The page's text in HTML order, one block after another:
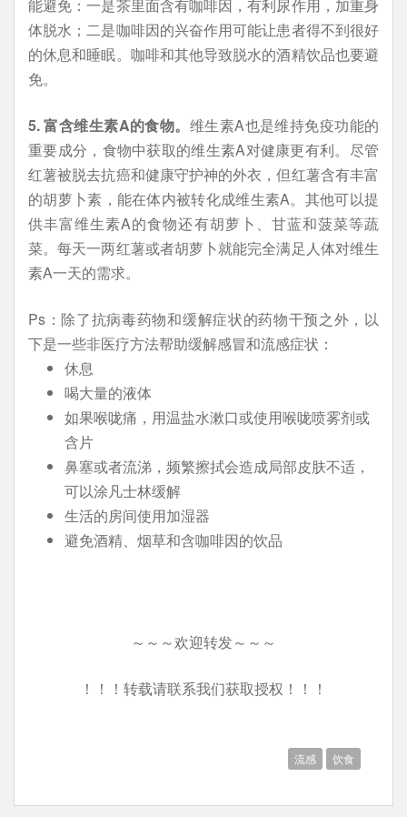
能避免：一是茶里面含有咖啡因，有利尿作用，加重身
体脱水；二是咖啡因的兴奋作用可能让患者得不到很好
的休息和睡眠。咖啡和其他导致脱水的酒精饮品也要避
免。
5. 富含维生素A的食物。 维生素A也是维持免疫功能的
重要成分，食物中获取的维生素A对健康更有利。尽管
红薯被脱去抗癌和健康守护神的外衣，但红薯含有丰富
的胡萝卜素，能在体内被转化成维生素A。其他可以提
供丰富维生素A的食物还有胡萝卜、甘蓝和菠菜等蔬
菜。每天一两红薯或者胡萝卜就能完全满足人体对维生
素A一天的需求。
Ps：除了抗病毒药物和缓解症状的药物干预之外，以
下是一些非医疗方法帮助缓解感冒和流感症状：
休息
喝大量的液体
如果喉咙痛，用温盐水漱口或使用喉咙喷雾剂或
含片
鼻塞或者流涕，频繁擦拭会造成局部皮肤不适，
可以涂凡士林缓解
生活的房间使用加湿器
避免酒精、烟草和含咖啡因的饮品
～～～欢迎转发～～～
！！！转载请联系我们获取授权！！！
流感 饮食